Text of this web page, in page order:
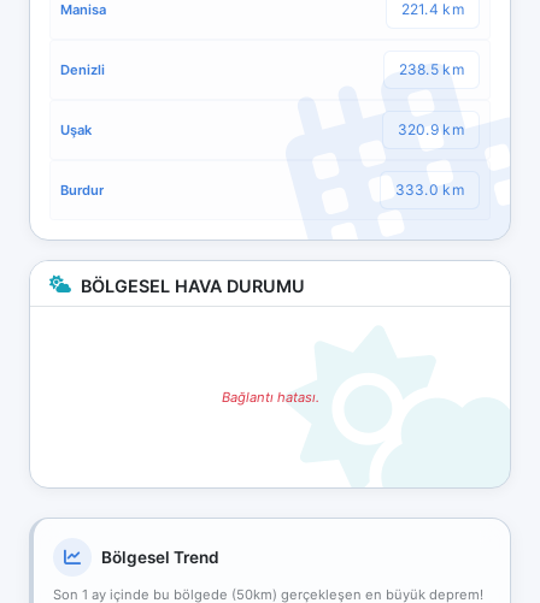
Manisa 221.4 km
Denizli 238.5 km
Uşak 320.9 km
Burdur 333.0 km
BÖLGESEL HAVA DURUMU
Bağlantı hatası.
Bölgesel Trend
Son 1 ay içinde bu bölgede (50km) gerçekleşen en büyük deprem!